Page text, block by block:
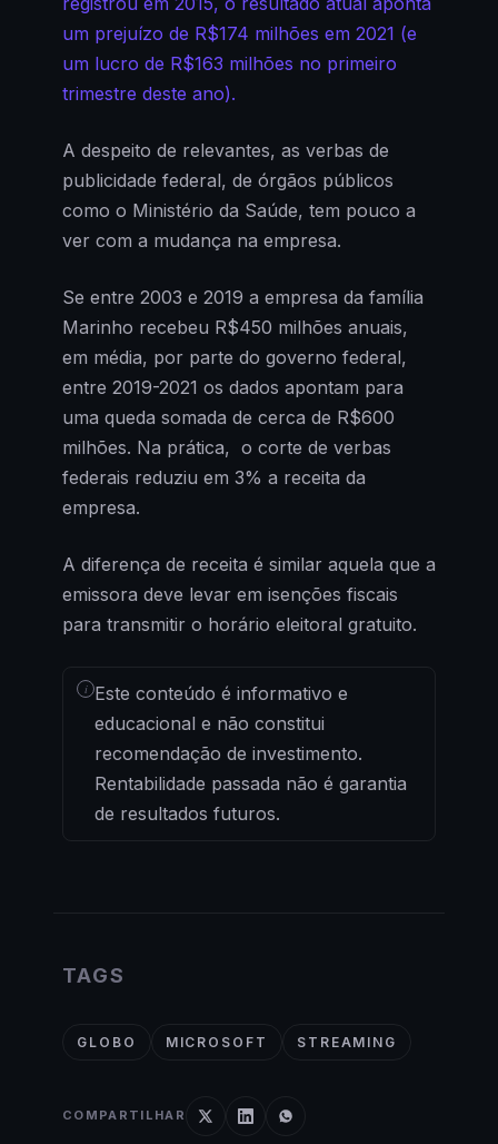
um prejuízo de R$174 milhões em 2021 (e
um lucro de R$163 milhões no primeiro
trimestre deste ano).
A despeito de relevantes, as verbas de
publicidade federal, de órgãos públicos
como o Ministério da Saúde, tem pouco a
ver com a mudança na empresa.
Se entre 2003 e 2019 a empresa da família
Marinho recebeu R$450 milhões anuais,
em média, por parte do governo federal,
entre 2019-2021 os dados apontam para
uma queda somada de cerca de R$600
milhões. Na prática, o corte de verbas
federais reduziu em 3% a receita da
empresa.
A diferença de receita é similar aquela que a
emissora deve levar em isenções fiscais
para transmitir o horário eleitoral gratuito.
i Este conteúdo é informativo e
educacional e não constitui
recomendação de investimento.
Rentabilidade passada não é garantia
de resultados futuros.
TAGS
GLOBO MICROSOFT STREAMING
COMPARTILHAR